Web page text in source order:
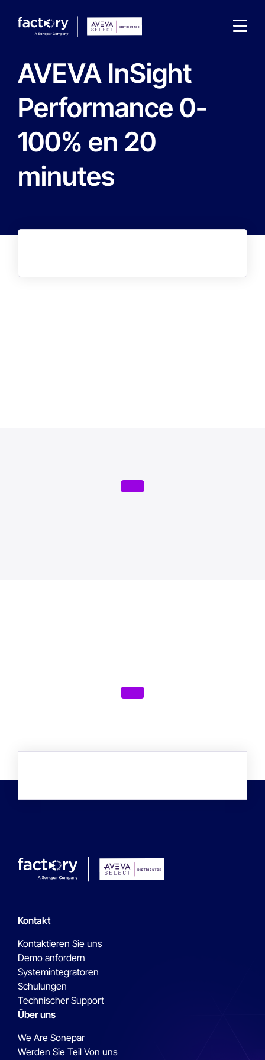
Wonach suchst du ?
AVEVA InSight
Performance 0-
100% en 20
minutes
Kontakt
Kontaktieren Sie uns
Demo anfordern
Systemintegratoren
Schulungen
Technischer Support
Über uns
We Are Sonepar
Werden Sie Teil Von uns